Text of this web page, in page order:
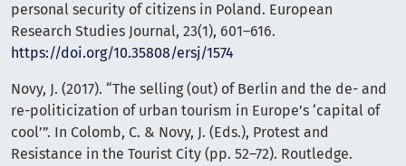
personal security of citizens in Poland. European
Research Studies Journal, 23(1), 601–616.
https://doi.org/10.35808/ersj/1574
Novy, J. (2017). “The selling (out) of Berlin and the de- and
re-politicization of urban tourism in Europe’s ‘capital of
cool’”. In Colomb, C. & Novy, J. (Eds.), Protest and
Resistance in the Tourist City (pp. 52–72). Routledge.